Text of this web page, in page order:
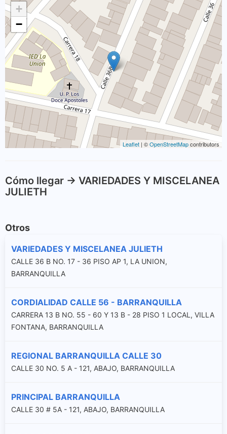
+
−
Leaflet | ©OpenStreetMapcontributors
Cómo llegar -> VARIEDADES Y MISCELANEA
JULIETH
Otros
VARIEDADES Y MISCELANEA JULIETH
CALLE 36 B NO. 17 - 36 PISO AP 1, LA UNION,
BARRANQUILLA
CORDIALIDAD CALLE 56 - BARRANQUILLA
CARRERA 13 B NO. 55 - 60 Y 13 B - 28 PISO 1 LOCAL, VILLA
FONTANA, BARRANQUILLA
REGIONAL BARRANQUILLA CALLE 30
CALLE 30 NO. 5 A - 121, ABAJO, BARRANQUILLA
PRINCIPAL BARRANQUILLA
CALLE 30 # 5A - 121, ABAJO, BARRANQUILLA